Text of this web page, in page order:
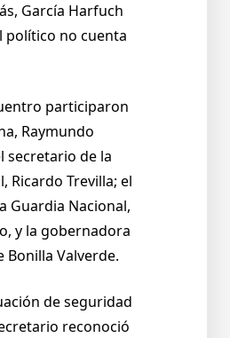
García Harfuch
político no cuenta
participaron
Raymundo
secretario de la
Ricardo Trevilla; el
Guardia Nacional,
y la gobernadora
Bonilla Valverde.
de seguridad
reconoció